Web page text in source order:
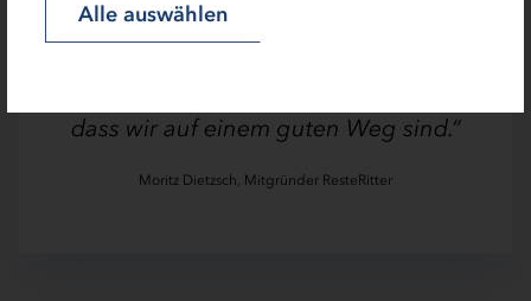
Alle auswählen
„Dass die Menschen in der Jury uns diese
dass wir auf einem guten Weg sind.“
Moritz Dietzsch, Mitgründer ResteRitter